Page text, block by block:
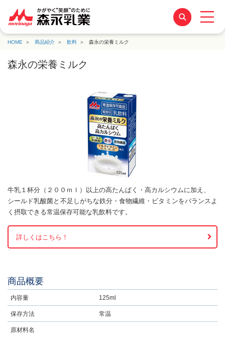
HOME 商品紹介 飲料 森永の栄養ミルク
森永の栄養ミルク
牛乳１杯分（２００ｍｌ）以上の高たんぱく・高カルシウムに加え、
シールド乳酸菌と不足しがちな鉄分・食物繊維・ビタミンをバランスよ
く摂取できる常温保存可能な乳飲料です。
詳しくはこちら！
商品概要
内容量 125ml
保存方法 常温
原材料名